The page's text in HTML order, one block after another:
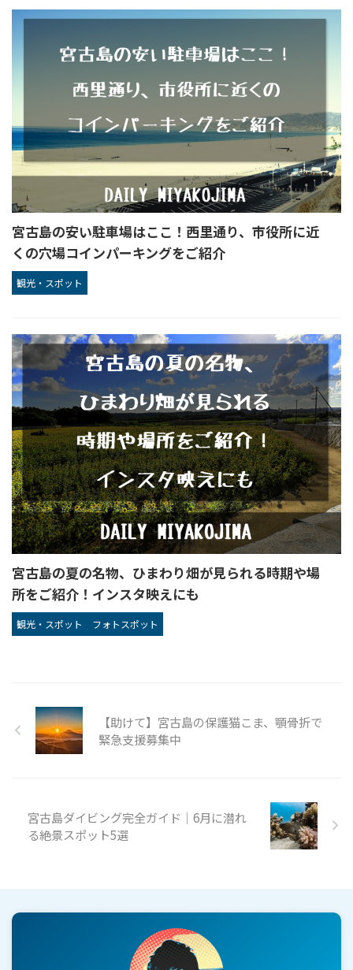
宮古島の安い駐車場はここ！西里通り、市役所に近
くの穴場コインパーキングをご紹介
観光・スポット
宮古島の夏の名物、ひまわり畑が見られる時期や場
所をご紹介！インスタ映えにも
観光・スポット フォトスポット
【助けて】宮古島の保護猫こま、顎骨折で
緊急支援募集中
宮古島ダイビング完全ガイド｜6月に潜れ
る絶景スポット5選